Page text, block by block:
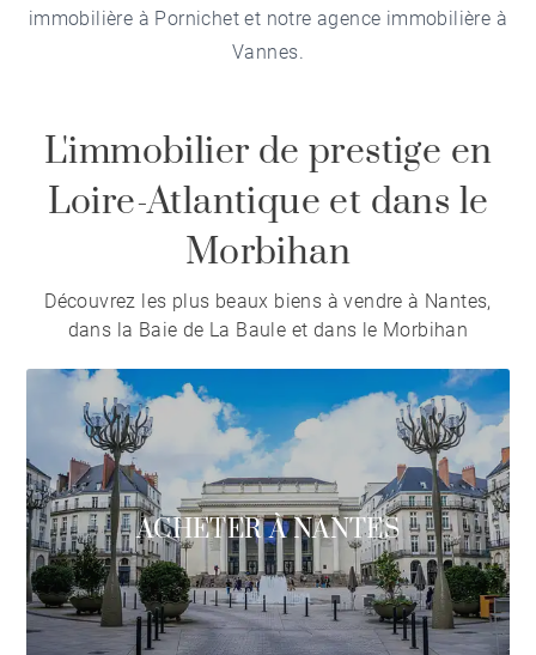
immobilière à Pornichet et notreagence immobilière à
Vannes.
L'immobilier de prestige en
Loire-Atlantique et dans le
Morbihan
Découvrez les plus beaux biens à vendre à Nantes,
dans la Baie de La Baule et dans le Morbihan
ACHETER À NANTES